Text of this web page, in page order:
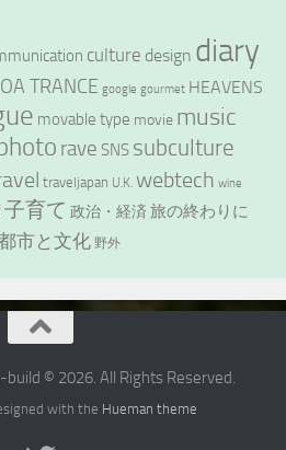
culture design diary
TRANCE google gourmet HEAVENS
movable type movie music
rave SNS subculture
traveljapan U.K. webtech wine
子育て 政治・経済 旅の終わりに
市と文化 野外
© 2026. All Rights Reserved.
with the Hueman theme